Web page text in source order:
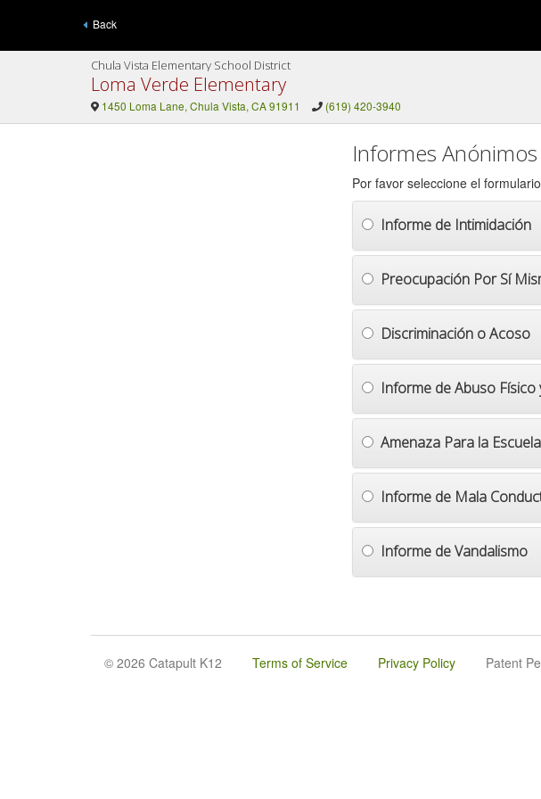
Back
Chula Vista Elementary School District
Loma Verde Elementary
1450 Loma Lane, Chula Vista, CA 91911 (619) 420-3940
Informes
Por favor seleccione el
Informe de Intimidación
Preocupación Por Sí
Discriminación o Acoso
Informe de Abuso
Amenaza Para la
Informe de Mala
Informe de Vandalismo
© 2026 Catapult K12 Terms of Service Privacy Policy Patent